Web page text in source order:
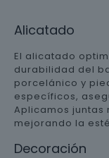
Alicatado
El alicatado
durabilidad del
porcelánico y
específicos,
Aplicamos juntas
mejorando la
Decoración